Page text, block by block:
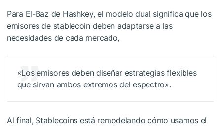
Para El-Baz de Hashkey, el modelo dual significa que los
emisores de stablecoin deben adaptarse a las
necesidades de cada mercado,
«Los emisores deben diseñar estrategias flexibles
que sirvan ambos extremos del espectro».
Al final, Stablecoins está remodelando cómo usamos el